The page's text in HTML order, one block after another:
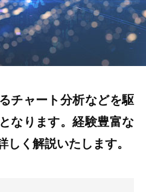
チャート分析などを駆
なります。経験豊富な
く解説いたします。